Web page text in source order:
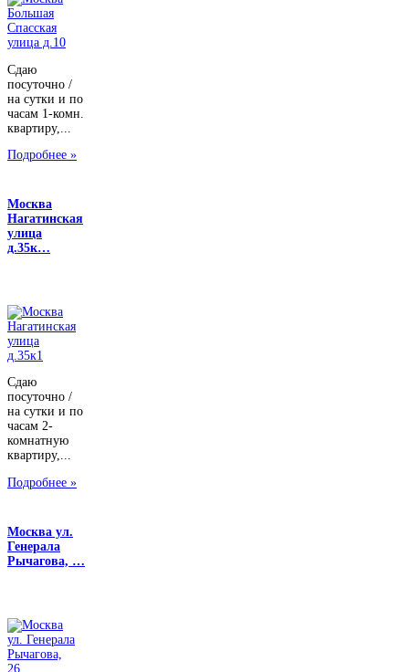
Сдаю
посуточно /
на сутки и по
часам 1-комн.
квартиру,...
Подробнее »
Москва
Нагатинская
улица
д.35к…
Сдаю
посуточно /
на сутки и по
часам 2-
комнатную
квартиру,...
Подробнее »
Москва ул.
Генерала
Рычагова, …